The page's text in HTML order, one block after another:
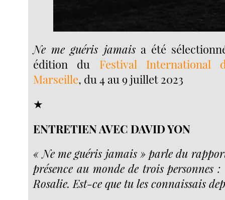
Ne me guéris jamaisa été
édition du Festival International
Marseille, du 4 au 9 juillet 2023
★
ENTRETIEN AVEC DAVID YON
« Ne me guéris jamais » parle du
présence au monde de trois personnes
Rosalie. Est-ce que tu les connaissais